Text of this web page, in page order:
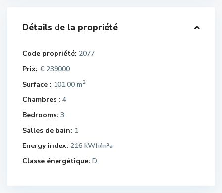
Détails de la propriété
Code propriété: 2077
Prix: € 239000
Surface : 101.00 m2
Chambres : 4
Bedrooms: 3
Salles de bain: 1
Energy index: 216 kWh/m²a
Classe énergétique: D